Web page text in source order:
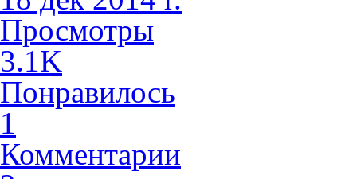
Просмотры
3.1K
Понравилось
1
Комментарии